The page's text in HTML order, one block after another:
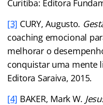
Curitiba: Editora
[3] CURY, Augusto.
coaching emocional
melhorar o
conquistar uma mente
Editora Saraiva, 2015.
[4] BAKER, Mark W.